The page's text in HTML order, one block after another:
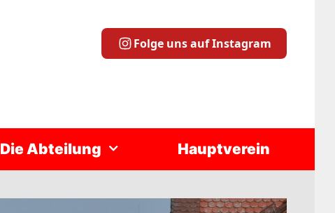
Folge uns auf Instagram
Die Abteilung Hauptverein